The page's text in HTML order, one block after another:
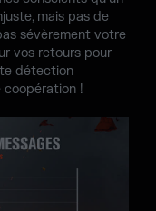
mais pas de
sévèrement votre
vos retours pour
détection
coopération !